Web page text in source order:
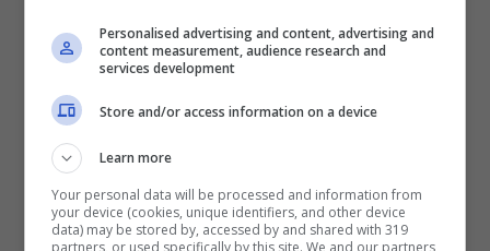
del World Ranking pronti, insieme ad altri
contendenti, a giocarsi il titolo vinto un anno
fa dall’americano Chris Kirk.
The Sentry, i big in gara e
dove vederlo in tv e in
Personalised advertising and content, advertising and
content measurement, audience research and
services development
Store and/or access information on a device
Learn more
Your personal data will be processed and information from
your device (cookies, unique identifiers, and other device
data) may be stored by, accessed by and shared with 319
partners, or used specifically by this site. We and our partners